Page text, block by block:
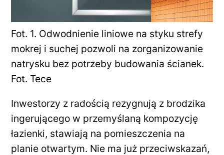
Fot. 1. Odwodnienie liniowe na styku strefy
mokrej i suchej pozwoli na zorganizowanie
natrysku bez potrzeby budowania ścianek.
Fot. Tece
Inwestorzy z radością rezygnują z brodzika
ingerującego w przemyślaną kompozycję
łazienki, stawiają na pomieszczenia na
planie otwartym. Nie ma już przeciwskazań,